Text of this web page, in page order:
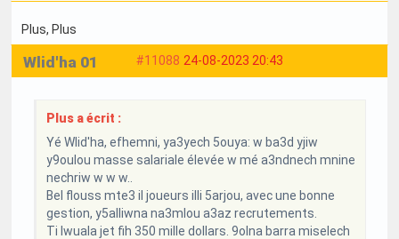
Plus, Plus
#11088 24-08-2023 20:43
Wlid'ha 01
Plus a écrit :
Yé Wlid'ha, efhemni, ya3yech 5ouya: w ba3d yjiw
y9oulou masse salariale élevée w mé a3ndnech mnine
nechriw w w w..
Bel flouss mte3 il joueurs illi 5arjou, avec une bonne
gestion, y5alliwna na3mlou a3az recrutements.
Ti Iwuala jet fih 350 mille dollars. 9olna barra miselech